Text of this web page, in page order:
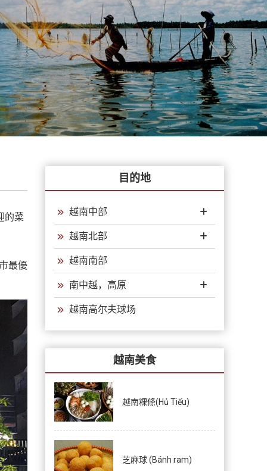
的菜
最優
目的地
越南中部
越南北部
越南南部
南中越，高原
越南高尔夫球场
越南美食
越南粿條(Hủ Tiếu)
芝麻球 (Bánh ram)